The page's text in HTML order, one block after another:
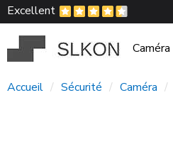
Excellent
Caméra
Accueil Sécurité Caméra